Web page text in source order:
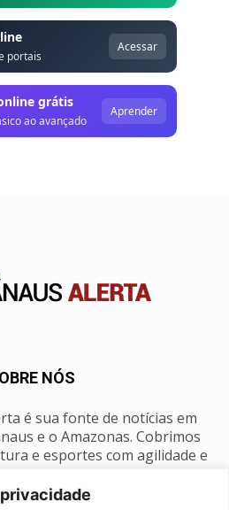
portais
Acessar
grátis
ao avançado
Aprender
NÓS
é sua fonte de notícias em
e o Amazonas. Cobrimos
e esportes com agilidade e